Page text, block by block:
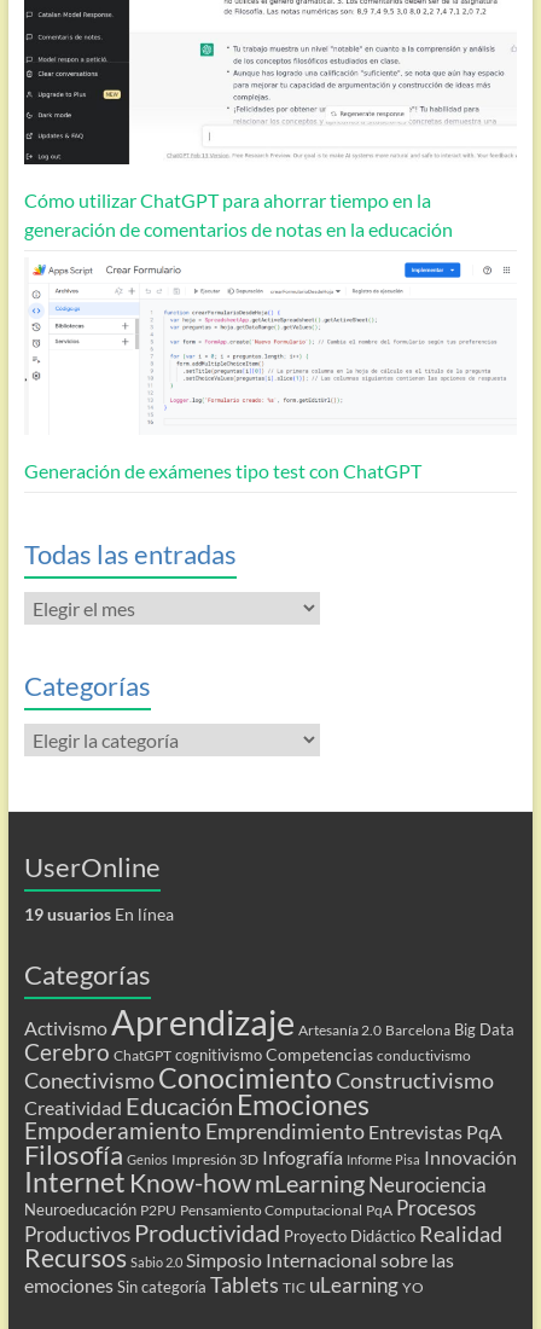
Cómo utilizar ChatGPT para ahorrar tiempo en la
generación de comentarios de notas en la educación
Generación de exámenes tipo test con ChatGPT
Todas las entradas
Todas
las
Categorías
Categorías
UserOnline
19 usuariosEn línea
Categorías
Activismo Aprendizaje Artesanía 2.0 Barcelona Big Data
Cerebro ChatGPT cognitivismo Competencias conductivismo
ConectivismoConocimientoConstructivismo
Creatividad Educación Emociones
Empoderamiento Emprendimiento Entrevistas PqA
Filosofía Genios Impresión 3D Infografía Informe Pisa Innovación
Internet Know-howmLearning Neurociencia
Neuroeducación P2PU Pensamiento Computacional PqA Procesos
Productivos Productividad Proyecto Didáctico Realidad
Recursos Sabio 2.0 Simposio Internacional sobre las
emociones Sin categoría Tablets TIC uLearning YO